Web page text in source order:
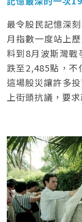
最令股民記憶深
月指數一度站上
料到8月波斯灣戰
跌至2,485點，不
這場股災讓許多
上街頭抗議，要